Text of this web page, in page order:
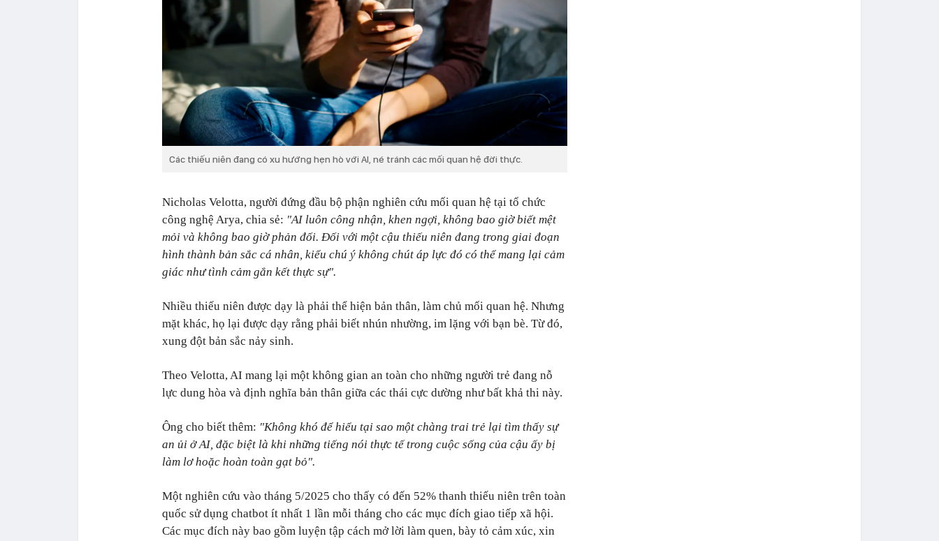
Các thiếu niên đang có xu hướng hẹn hò với AI, né tránh các mối quan hệ đời thực.
Nicholas Velotta, người đứng đầu bộ phận nghiên cứu mối quan hệ tại tổ chức
công nghệ Arya, chia sẻ: "AI luôn công nhận, khen ngợi, không bao giờ biết mệt
mỏi và không bao giờ phản đối. Đối với một cậu thiếu niên đang trong giai đoạn
hình thành bản sắc cá nhân, kiểu chú ý không chút áp lực đó có thể mang lại cảm
giác như tình cảm gắn kết thực sự".
Nhiều thiếu niên được dạy là phải thể hiện bản thân, làm chủ mối quan hệ. Nhưng
mặt khác, họ lại được dạy rằng phải biết nhún nhường, im lặng với bạn bè. Từ đó,
xung đột bản sắc nảy sinh.
Theo Velotta, AI mang lại một không gian an toàn cho những người trẻ đang nỗ
lực dung hòa và định nghĩa bản thân giữa các thái cực dường như bất khả thi này.
Ông cho biết thêm: "Không khó để hiểu tại sao một chàng trai trẻ lại tìm thấy sự
an ủi ở AI, đặc biệt là khi những tiếng nói thực tế trong cuộc sống của cậu ấy bị
làm lơ hoặc hoàn toàn gạt bỏ".
Một nghiên cứu vào tháng 5/2025 cho thấy có đến 52% thanh thiếu niên trên toàn
quốc sử dụng chatbot ít nhất 1 lần mỗi tháng cho các mục đích giao tiếp xã hội.
Các mục đích này bao gồm luyện tập cách mở lời làm quen, bày tỏ cảm xúc, xin